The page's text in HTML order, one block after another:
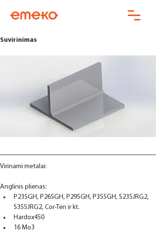
Suvirinimas
Virinami metalai:
Anglinis plienas:
P235GH, P265GH, P295GH, P355GH, S235JRG2,
S355JRG2, Cor-Ten ir kt.
Hardox450
16 Mo3